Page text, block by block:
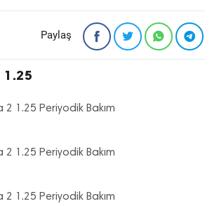
Paylaş
1.25 Periyodik Bakım
1.25 Periyodik Bakım
1.25 Periyodik Bakım